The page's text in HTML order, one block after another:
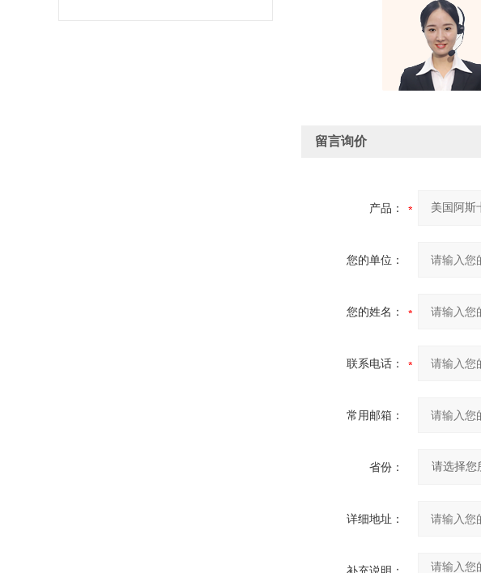
留言询价
产品：
您的单位：
您的姓名：
联系电话：
常用邮箱：
省份：
详细地址：